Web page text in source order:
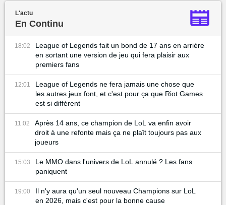
L'actu
En Continu
18:02
League of Legends fait un bond de 17 ans en arrière
en sortant une version de jeu qui fera plaisir aux
premiers fans
12:01
League of Legends ne fera jamais une chose que
les autres jeux font, et c'est pour ça que Riot Games
est si différent
11:02
Après 14 ans, ce champion de LoL va enfin avoir
droit à une refonte mais ça ne plaît toujours pas aux
joueurs
15:03
Le MMO dans l'univers de LoL annulé ? Les fans
paniquent
19:00
Il n'y aura qu'un seul nouveau Champions sur LoL
en 2026, mais c'est pour la bonne cause